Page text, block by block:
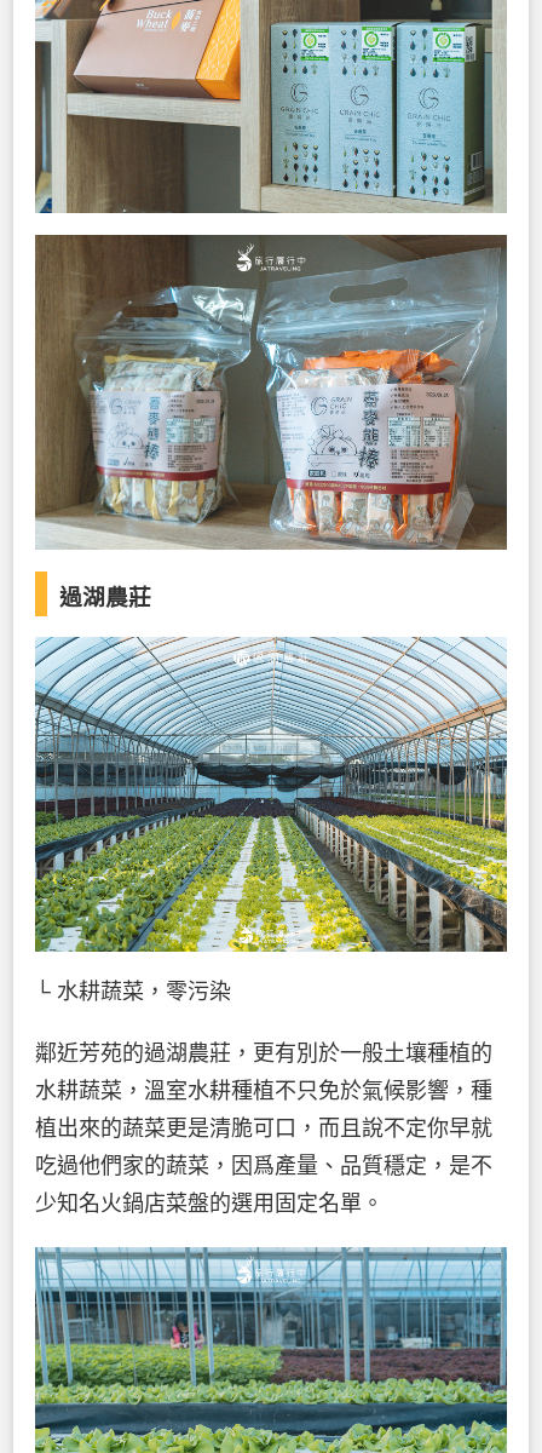
過湖農莊
└ 水耕蔬菜，零污染
鄰近芳苑的過湖農莊，更有別於一般土壤種植的
水耕蔬菜，溫室水耕種植不只免於氣候影響，種
植出來的蔬菜更是清脆可口，而且說不定你早就
吃過他們家的蔬菜，因爲產量、品質穩定，是不
少知名火鍋店菜盤的選用固定名單。